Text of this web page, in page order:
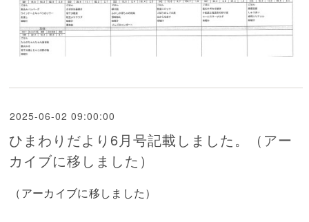
2025-06-02 09:00:00
ひまわりだより6月号記載しました。（アー
カイブに移しました）
（アーカイブに移しました）